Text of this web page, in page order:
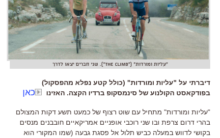
"עליות ומורדות" ("The Climb"). שני חברים יצאו לדרך
דיברתי על "עליות ומורדות" (כולל קטע נפלא מהפסקול)
בפודקאסט הקולנוע של סינמסקופ ברדיו הקצה. האזינו
כאן
"עליות ומורדות" מתחיל עם שוט רצוף של כמעט תשע דקות המצולם
בהרי דרום צרפת ובו שני רוכבי אופניים אמריקאיים חובבנים מנסים
בקושי לדווש במעלה כביש תלול אל פסגת גבעה (שמו המקורי הוא